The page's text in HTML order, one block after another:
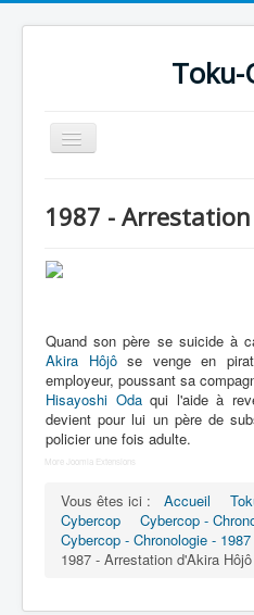
Toku-
Basculer
la
Toku-Actrices
Toku-Critiques
Films
COSAA
Dessins
Artiste Asperger
Dennô keisatsu
察 サイバーコップ
1987 -
Quand son père se suicide à
Akira Hôjôse venge en
employeur, poussant sa
Hisayoshi Odaqui l'aide à
devient pour lui un père de
policier une fois adulte.
More Joomla Extensions
Vous êtes ici : Accueil
Cybercop
Cybercop -
Cybercop - Chronologie - 1987
1987 - Arrestation d'Akira Hôjô